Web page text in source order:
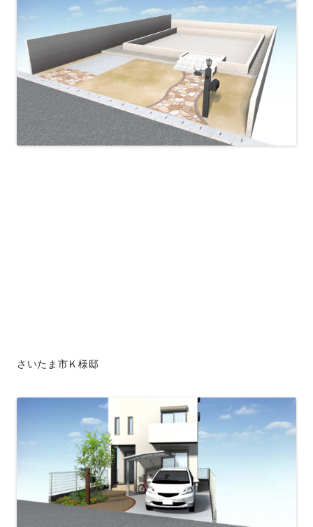
さいたま市Ｋ様邸